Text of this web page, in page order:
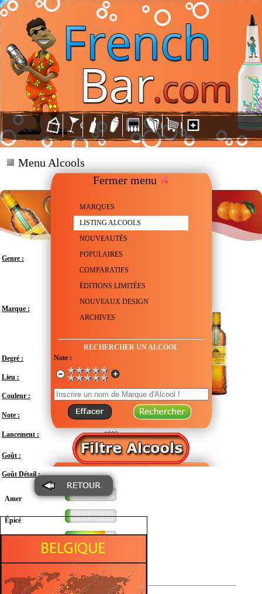
Fermer menu
MARQUES
LISTING ALCOOLS
NOUVEAUTÉS
POPULAIRES
COMPARATIFS
ÉDITIONS LIMITÉES
NOUVEAUX DESIGN
ARCHIVES
RECHERCHER UN ALCOOL
Note :
Menu Alcools
Genre : Liqueur de Mandarine
Marque :
Degré :
Lieu : Belgique - Brabant - Braine-l'Alleud
Couleur :
Note :
Lancement : 1892
Goût : Doux
Goût Détail :
Amer
Épicé
Mielleux